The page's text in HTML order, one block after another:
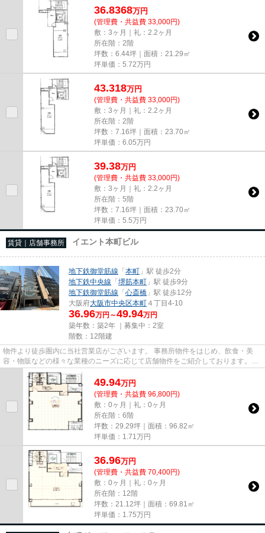
36.8368万円
(管理費・共益費 33,000円)
敷：3ヶ月｜礼：2.2ヶ月
所在階：2階
坪数：6.44坪｜面積：21.29㎡
坪単価： 5.72万円
43.318万円
(管理費・共益費 33,000円)
敷：3ヶ月｜礼：2.2ヶ月
所在階：2階
坪数：7.16坪｜面積：23.70㎡
坪単価： 6.05万円
39.38万円
(管理費・共益費 33,000円)
敷：3ヶ月｜礼：2.2ヶ月
所在階：5階
坪数：7.16坪｜面積：23.70㎡
坪単価： 5.5万円
賃貸｜店舗事務所 イエント本町ビル
地下鉄御堂筋線 「本町 」駅 徒歩2分
地下鉄中央線 「堺筋本町 」駅 徒歩9分
地下鉄御堂筋線 「心斎橋 」駅 徒歩12分
大阪府大阪市中央区本町 ４丁目4-10
36.96万円～49.94万円
築年数：築2年 ｜募集中： 2室
階数：12階建
物件より徒歩圏内に当社営業店がございます。 事務所物件をはじめ、飲食・美
容・物販などの様々な業種のニーズに応じて店舗物件をご紹介しております。
尚、弊社ではおとり広告は一切...
49.94万円
(管理費・共益費 96,800円)
敷：0ヶ月｜礼：0ヶ月
所在階：6階
坪数：29.29坪｜面積：96.82㎡
坪単価： 1.71 万円
36.96万円
(管理費・共益費 70,400円)
敷：0ヶ月｜礼：0ヶ月
所在階：12階
坪数：21.12坪｜面積：69.81㎡
坪単価： 1.75万円